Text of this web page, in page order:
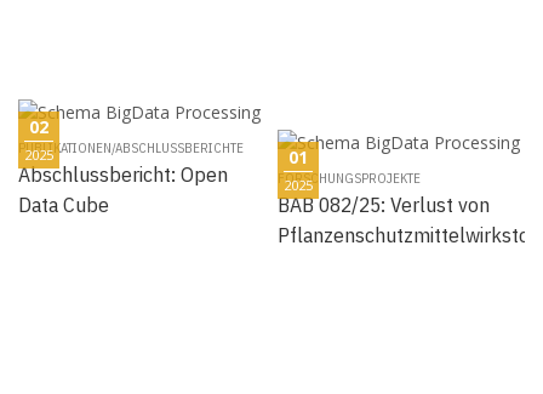
02
2025
PUBLIKATIONEN/ABSCHLUSSBERICHTE
Abschlussbericht: Open
Data Cube
01
2025
FORSCHUNGSPROJEKTE
BAB 082/25: Verlust von